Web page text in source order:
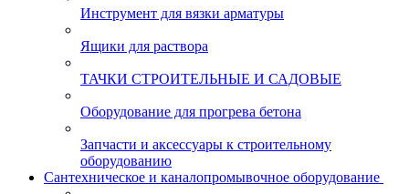
Инструмент для вязки арматуры
Ящики для раствора
ТАЧКИ СТРОИТЕЛЬНЫЕ И САДОВЫЕ
Оборудование для прогрева бетона
Запчасти и аксессуары к строительному
оборудованию
Сантехническое и каналопромывочное оборудование